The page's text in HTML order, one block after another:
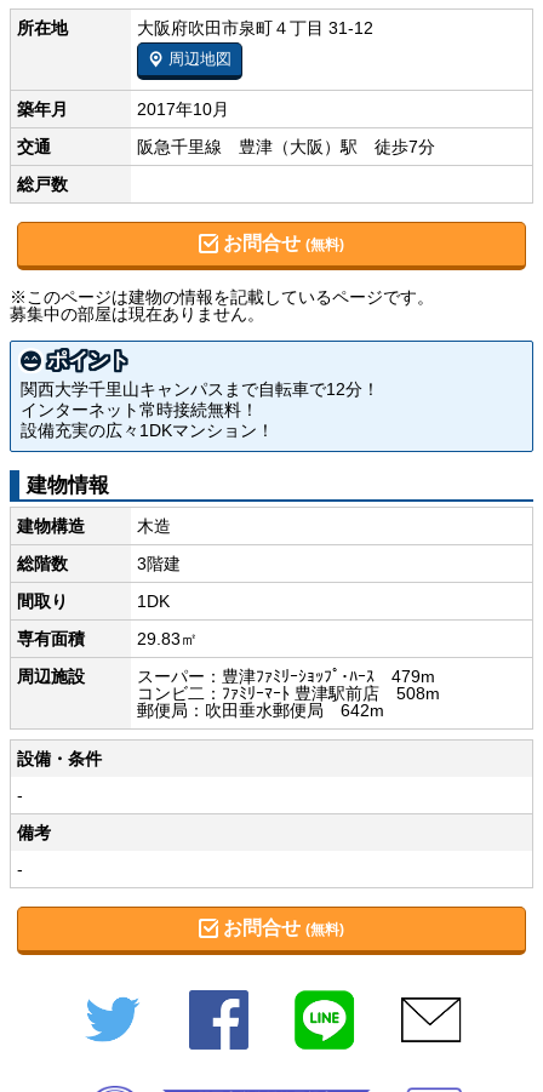
所在地 大阪府吹田市泉町４丁目 31-12
周辺地図
築年月
2017年10月
交通
阪急千里線 豊津（大阪）駅 徒歩7分
総戸数
お問合せ (無料)
※このページは建物の情報を記載しているページです。
募集中の部屋は現在ありません。
ポイント
関西大学千里山キャンパスまで自転車で12分！
インターネット常時接続無料！
設備充実の広々1DKマンション！
建物情報
建物構造
木造
総階数
3階建
間取り
1DK
専有面積
29.83㎡
周辺施設
スーパー：豊津ﾌｧﾐﾘｰｼｮｯﾌﾟ･ﾊｰｽ 479m
コンビ二：ﾌｧﾐﾘｰﾏｰﾄ 豊津駅前店 508m
郵便局：吹田垂水郵便局 642m
設備・条件
-
備考
-
お問合せ (無料)
Twitter Facebook